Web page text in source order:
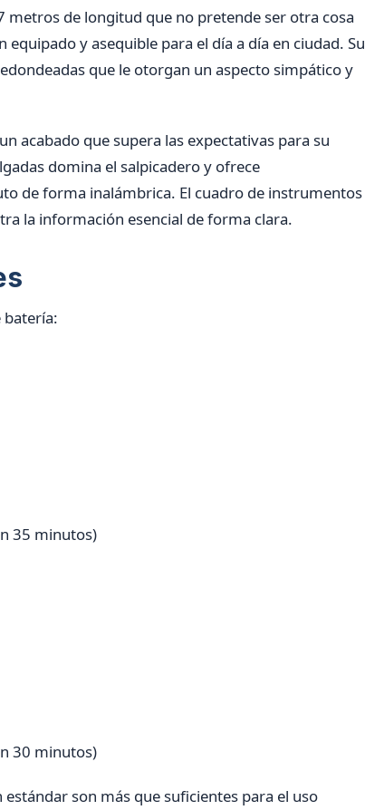
de longitud que no pretende ser otra cosa
y asequible para el día a día en ciudad. Su
que le otorgan un aspecto simpático y
acabado que supera las expectativas para su
domina el salpicadero y ofrece
de forma inalámbrica. El cuadro de instrumentos
la información esencial de forma clara.
batería:
35 minutos)
30 minutos)
son más que suficientes para el uso